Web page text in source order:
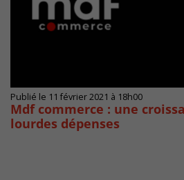
Publié le 11 février 2021 à 18h00
Mdf commerce : une
lourdes dépenses